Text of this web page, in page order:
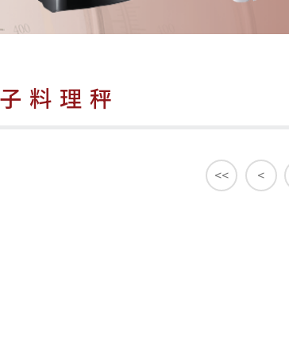
料理秤
<< <